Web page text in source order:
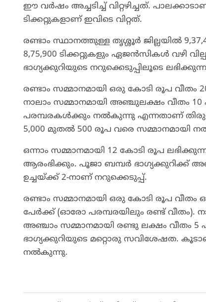
ഈ വര്‍ഷം അച്ചടിച്ച് വിറ്റഴിച്ചത്.
ടിക്കറ്റുകളാണ് ഇവിടെ വിറ്റത്.
രണ്ടാം സ്ഥാനത്തുള്ള തൃശ്ശൂര്‍ ജില്ലയിൽ
8,75,900 ടിക്കറ്റുകളും ഏജന്‍സികള്‍ വഴി
ഭാഗ്യക്കുറിയുടെ നറുക്കെടുപ്പിലൂടെ
രണ്ടാം സമ്മാനമായി ഒരു കോടി രൂപ വീതം
നാലാം സമ്മാനമായി അഞ്ചുലക്ഷം വീതം
പരമ്പരകള്‍ക്കും നല്‍കുന്നു എന്നതാണ്
5,000 മുതല്‍ 500 രൂപ വരെ സമ്മാനമായി
ഒന്നാം സമ്മാനമായി 12 കോടി രൂപ
ആരംഭിക്കും. പൂജാ ബമ്പര്‍ ഭാഗ്യക്കുറിക്ക്
ഉച്ചയ്ക്ക് 2-നാണ് നറുക്കെടുപ്പ്.
രണ്ടാം സമ്മാനമായി ഒരു കോടി രൂപ വീതം
പേര്‍ക്ക് (ഓരോ പരമ്പരയിലും രണ്ട് വീതം).
അഞ്ചാം സമ്മാനമായി രണ്ടു ലക്ഷം
ഭാഗ്യക്കുറിയുടെ മറ്റൊരു സവിശേഷത.
നല്‍കുന്നു.